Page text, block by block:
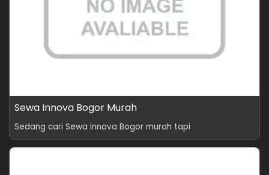
Sewa Innova Bogor Murah
Sedang cari Sewa Innova Bogor murah tapi